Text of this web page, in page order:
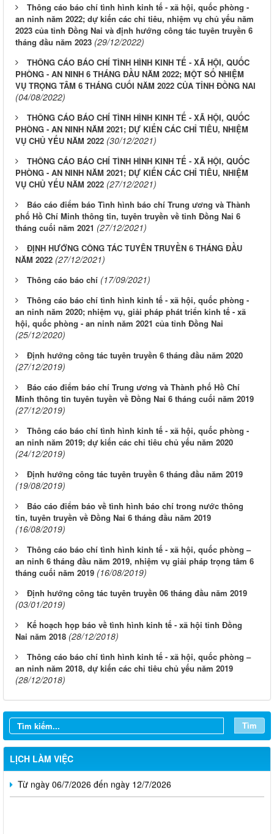
Thông cáo báo chí tình hình kinh tế - xã hội, quốc phòng -
an ninh năm 2022; dự kiến các chỉ tiêu, nhiệm vụ chủ yếu năm
2023 của tỉnh Đồng Nai và định hướng công tác tuyên truyền 6
tháng đầu năm 2023 (29/12/2022)
THÔNG CÁO BÁO CHÍ TÌNH HÌNH KINH TẾ - XÃ HỘI, QUỐC
PHÒNG - AN NINH 6 THÁNG ĐẦU NĂM 2022; MỘT SỐ NHIỆM
VỤ TRỌNG TÂM 6 THÁNG CUỐI NĂM 2022 CỦA TỈNH ĐỒNG NAI
(04/08/2022)
THÔNG CÁO BÁO CHÍ TÌNH HÌNH KINH TẾ - XÃ HỘI, QUỐC
PHÒNG - AN NINH NĂM 2021; DỰ KIẾN CÁC CHỈ TIÊU, NHIỆM
VỤ CHỦ YẾU NĂM 2022 (30/12/2021)
THÔNG CÁO BÁO CHÍ TÌNH HÌNH KINH TẾ - XÃ HỘI, QUỐC
PHÒNG - AN NINH NĂM 2021; DỰ KIẾN CÁC CHỈ TIÊU, NHIỆM
VỤ CHỦ YẾU NĂM 2022 (27/12/2021)
Báo cáo điểm báo Tình hình báo chí Trung ương và Thành
phố Hồ Chí Minh thông tin, tuyên truyền về tỉnh Đồng Nai 6
tháng cuối năm 2021 (27/12/2021)
ĐỊNH HƯỚNG CÔNG TÁC TUYÊN TRUYỀN 6 THÁNG ĐẦU
NĂM 2022 (27/12/2021)
Thông cáo báo chí (17/09/2021)
Thông cáo báo chí tình hình kinh tế - xã hội, quốc phòng -
an ninh năm 2020; nhiệm vụ, giải pháp phát triển kinh tế - xã
hội, quốc phòng - an ninh năm 2021 của tỉnh Đồng Nai
(25/12/2020)
Định hướng công tác tuyên truyền 6 tháng đầu năm 2020
(27/12/2019)
Báo cáo điểm báo chí Trung ương và Thành phố Hồ Chí
Minh thông tin tuyên tuyền về Đồng Nai 6 tháng cuối năm 2019
(27/12/2019)
Thông cáo báo chí tình hình kinh tế - xã hội, quốc phòng -
an ninh năm 2019; dự kiến các chỉ tiêu chủ yếu năm 2020
(24/12/2019)
Định hướng công tác tuyên truyền 6 tháng đầu năm 2019
(19/08/2019)
Báo cáo điểm báo về tình hình báo chí trong nước thông
tin, tuyên truyền về Đồng Nai 6 tháng đầu năm 2019
(16/08/2019)
Thông cáo báo chí tình hình kinh tế - xã hội, quốc phòng –
an ninh 6 tháng đầu năm 2019, nhiệm vụ giải pháp trọng tâm 6
tháng cuối năm 2019 (16/08/2019)
Định hướng công tác tuyên truyền 06 tháng đầu năm 2019
(03/01/2019)
Kế hoạch họp báo về tình hình kinh tế - xã hội tỉnh Đồng
Nai năm 2018 (28/12/2018)
Thông cáo báo chí tình hình kinh tế - xã hội, quốc phòng –
an ninh năm 2018, dự kiến các chỉ tiêu chủ yếu năm 2019
(28/12/2018)
Tìm
LỊCH LÀM VIỆC
Từ ngày 03/8/2026 đến ngày 09/8/2026
Từ ngày 27/7/2026 đến ngày 02/8/2026
Từ ngày 20/7/2026 đến ngày 26/7/2026
Từ ngày 13/7/2026 đến ngày 18/7/2026
Từ ngày 06/7/2026 đến ngày 12/7/2026